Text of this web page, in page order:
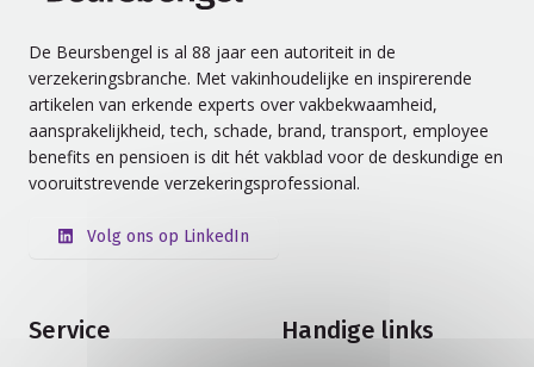
De Beursbengel is al 88 jaar een autoriteit in de
verzekeringsbranche. Met vakinhoudelijke en inspirerende
artikelen van erkende experts over vakbekwaamheid,
aansprakelijkheid, tech, schade, brand, transport, employee
benefits en pensioen is dit hét vakblad voor de deskundige en
vooruitstrevende verzekeringsprofessional.
Volg ons op LinkedIn
Service Handige links